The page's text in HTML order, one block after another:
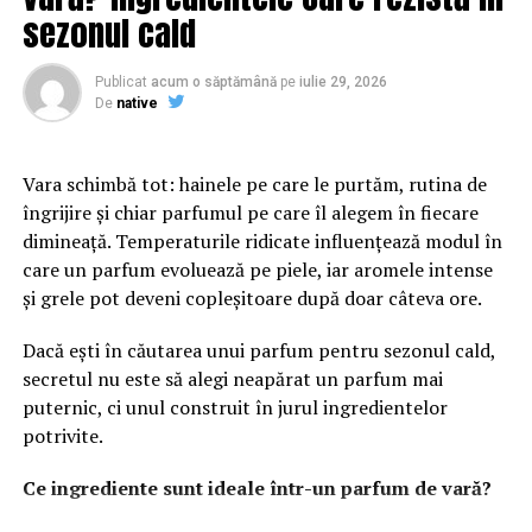
brandului. O platformă bine organizată transmite
seriozitate și atenție la detalii. În plus, structura clară a
paginilor îi ajută pe vizitatori să găsească rapid
informațiile importante și să interacționeze mai ușor cu
Conținutul are un rol esențial în procesul de atragere și
convingere a publicului. Articolele informative, studiile
de caz și paginile bine optimizate oferă valoare și
demonstrează expertiza companiei. Acest lucru
contribuie la dezvoltarea unei relații solide cu
Pe lângă experiența oferită de website, vizibilitatea este
un factor decisiv. Chiar și cea mai bună platformă poate
avea rezultate limitate dacă nu este găsită de publicul
potrivit. De aceea, optimizarea și promovarea trebuie să
facă parte din aceeași strategie.
sezonul cald
Publicat acum o săptămână pe iulie 29, 2026
De native
Vara schimbă tot: hainele pe care le purtăm, rutina de
îngrijire și chiar parfumul pe care îl alegem în fiecare
dimineață. Temperaturile ridicate influențează modul în
care un parfum evoluează pe piele, iar aromele intense
și grele pot deveni copleșitoare după doar câteva ore.
Dacă ești în căutarea unui parfum pentru sezonul cald,
secretul nu este să alegi neapărat un parfum mai
puternic, ci unul construit în jurul ingredientelor
potrivite.
Ce ingrediente sunt ideale într-un parfum de vară?